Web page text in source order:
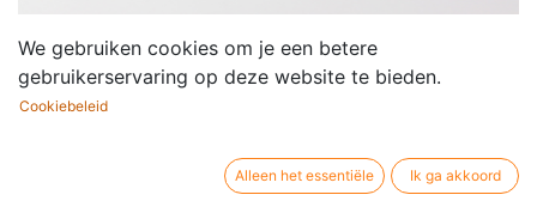
Henle Verlag
We gebruiken cookies om je een betere
gebruikerservaring op deze website te bieden.
Cookiebeleid
Alleen het essentiële Ik ga akkoord